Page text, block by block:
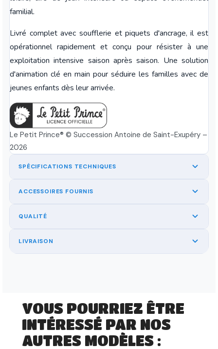
familial.
Livré complet avec soufflerie et piquets d'ancrage, il est
opérationnel rapidement et conçu pour résister à une
exploitation intensive saison après saison. Une solution
d'animation clé en main pour séduire les familles avec de
jeunes enfants dès leur arrivée.
Le Petit Prince® © Succession Antoine de Saint-Exupéry –
2026
SPÉCIFICATIONS TECHNIQUES
ACCESSOIRES FOURNIS
QUALITÉ
LIVRAISON
VOUS POURRIEZ ÊTRE
INTÉRESSÉ PAR NOS
AUTRES MODÈLES :